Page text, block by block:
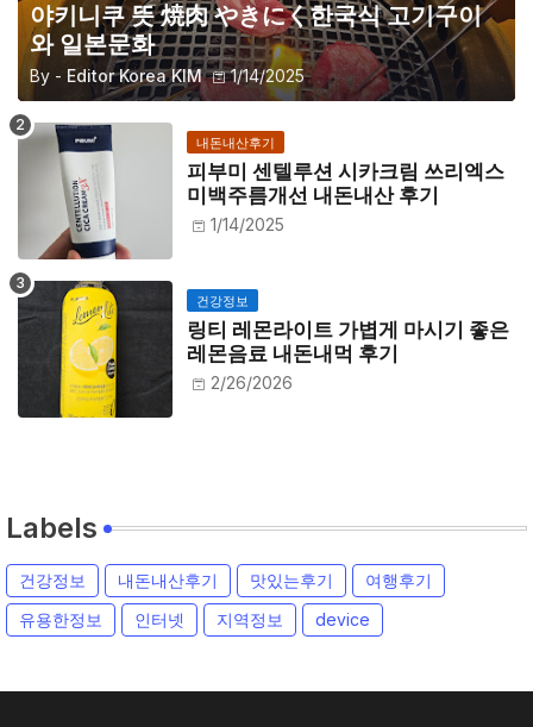
야키니쿠 뜻 焼肉 やきにく한국식 고기구이
와 일본문화
By - Editor Korea KIM 1/14/2025
내돈내산후기
피부미 센텔루션 시카크림 쓰리엑스
미백주름개선 내돈내산 후기
1/14/2025
건강정보
링티 레몬라이트 가볍게 마시기 좋은
레몬음료 내돈내먹 후기
2/26/2026
Labels
건강정보 내돈내산후기 맛있는후기
여행후기
유용한정보
인터넷 지역정보 device